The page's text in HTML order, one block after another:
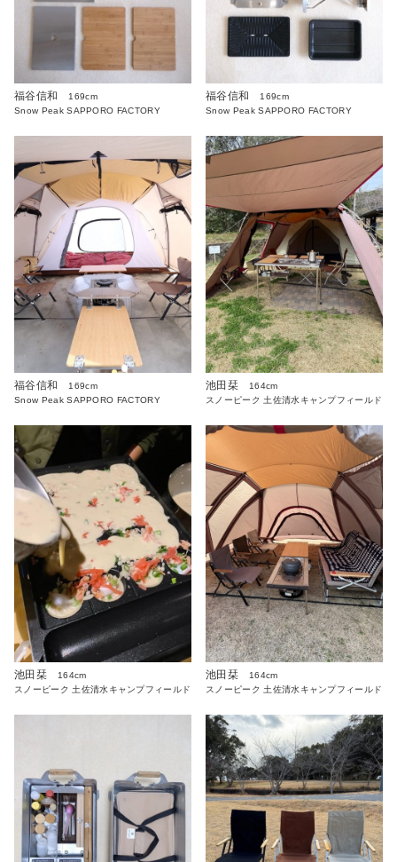
福谷信和
169cm
Snow Peak SAPPORO FACTORY
福谷信和
169cm
Snow Peak SAPPORO FACTORY
福谷信和
169cm
Snow Peak SAPPORO FACTORY
池田栞
164cm
スノーピーク 土佐清水キャンプフィールド
池田栞
164cm
スノーピーク 土佐清水キャンプフィールド
池田栞
164cm
スノーピーク 土佐清水キャンプフィールド